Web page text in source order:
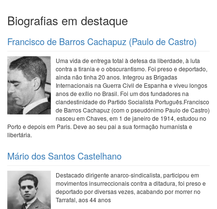
Biografias em destaque
Francisco de Barros Cachapuz (Paulo de Castro)
Uma vida de entrega total à defesa da liberdade, à luta
contra a tirania e o obscurantismo. Foi preso e deportado,
ainda não tinha 20 anos. Integrou as Brigadas
Internacionais na Guerra Civil de Espanha e viveu longos
anos de exílio no Brasil. Foi um dos fundadores na
clandestinidade do Partido Socialista Português.Francisco
de Barros Cachapuz (com o pseudónimo Paulo de Castro)
nasceu em Chaves, em 1 de janeiro de 1914, estudou no
Porto e depois em Paris. Deve ao seu pai a sua formação humanista e
libertária.
Mário dos Santos Castelhano
Destacado dirigente anarco-sindicalista, participou em
movimentos insurreccionais contra a ditadura, foi preso e
deportado por diversas vezes, acabando por morrer no
Tarrafal, aos 44 anos